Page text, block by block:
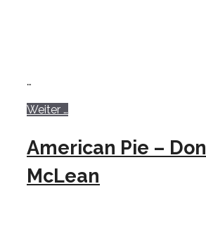
…
Weiter …
American Pie – Don
McLean